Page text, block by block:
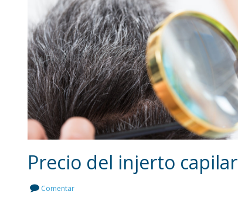
Precio del injerto capilar
Comentar